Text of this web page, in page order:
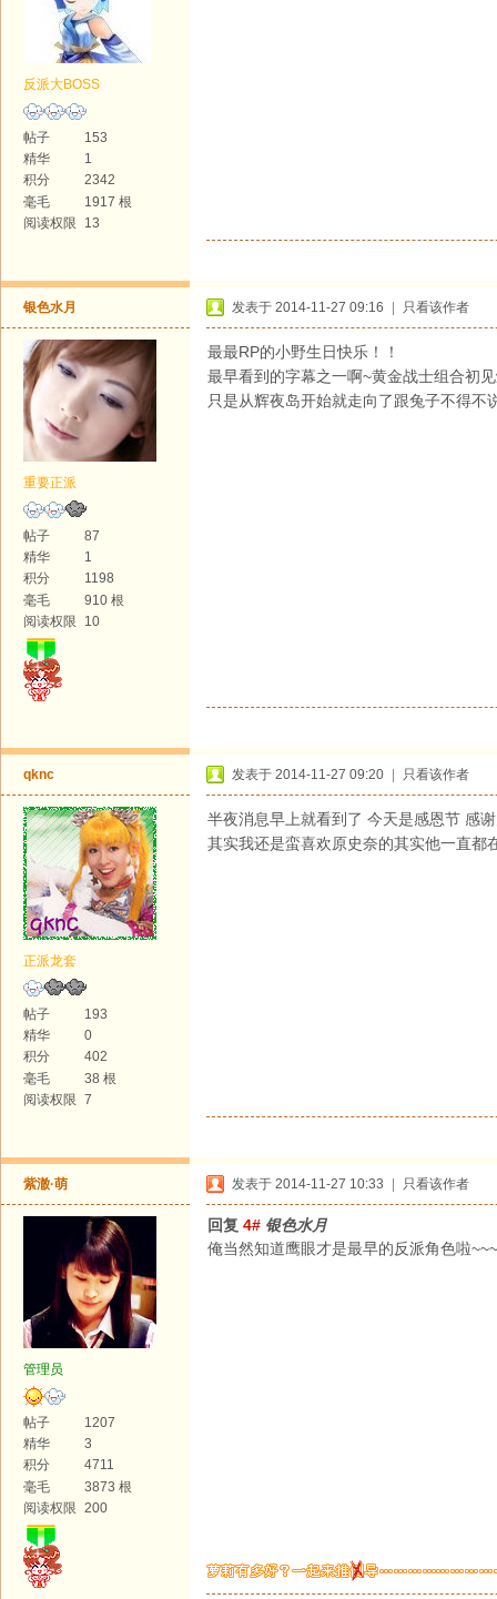
反派大BOSS
帖子
153
精华
1
积分
2342
毫毛
1917 根
阅读权限
13
银色水月
重要正派
帖子
87
精华
1
积分
1198
毫毛
910 根
阅读权限
10
发表于 2014-11-27 09:16 只看该作者
最最RP的小野生日快乐！！
最早看到的字幕之一啊~黄金战士组合初
只是从辉夜岛开始就走向了跟兔子不得不
qknc
正派龙套
帖子
193
精华
0
积分
402
毫毛
38 根
阅读权限 7
发表于 2014-11-27 09:20 只看该作者
半夜消息早上就看到了 今天是感恩节 感
其实我还是蛮喜欢原史奈的其实他一直
紫澈·萌
管理员
帖子
1207
精华
3
积分
4711
毫毛
3873 根
阅读权限 200
发表于 2014-11-27 10:33 只看该作者
回复 4# 银色水月
俺当然知道鹰眼才是最早的反派角色啦